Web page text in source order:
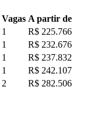
Vagas A partir de
1
R$ 225.766
1
R$ 232.676
1
R$ 237.832
1
R$ 242.107
2 R$ 282.506